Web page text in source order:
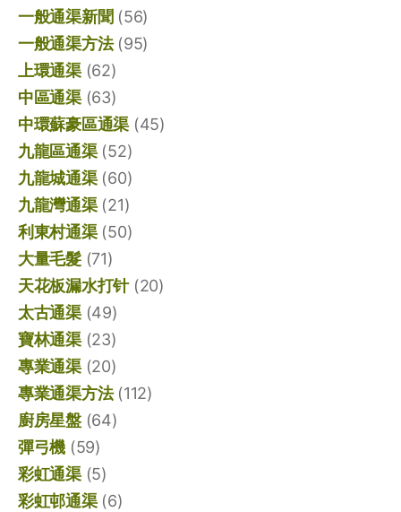
一般通渠新聞 (56)
一般通渠方法(95)
上環通渠(62)
中區通渠(63)
中環蘇豪區通渠 (45)
九龍區通渠(52)
九龍城通渠(60)
九龍灣通渠(21)
利東村通渠(50)
大量毛髮(71)
天花板漏水打针(20)
太古通渠(49)
寶林通渠(23)
專業通渠(20)
專業通渠方法(112)
廚房星盤(64)
彈弓機 (59)
彩虹通渠(5)
彩虹邨通渠(6)